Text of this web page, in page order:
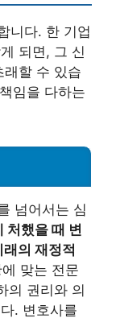
니다. 한 기업
되면, 그 신
래할 수 있습
임을 다하는
넘어서는 심
처했을 때 변
의 재정적
맞는 전문
의 권리와 의
. 변호사를